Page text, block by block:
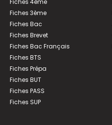
Fiches 3ème
Fiches Bac
Fiches Brevet
Fiches Bac Français
Fiches BTS
Fiches Prépa
Fiches BUT
Fiches PASS
Fiches SUP